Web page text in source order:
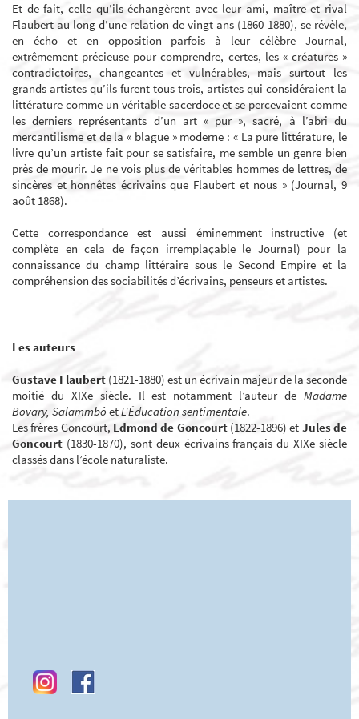
Et de fait, celle qu’ils échangèrent avec leur ami, maître et rival
Flaubert au long d’une relation de vingt ans (1860-1880), se révèle,
en écho et en opposition parfois à leur célèbre Journal,
extrêmement précieuse pour comprendre, certes, les « créatures »
contradictoires, changeantes et vulnérables, mais surtout les
grands artistes qu’ils furent tous trois, artistes qui considéraient la
littérature comme un véritable sacerdoce et se percevaient comme
les derniers représentants d’un art « pur », sacré, à l’abri du
mercantilisme et de la « blague » moderne : « La pure littérature, le
livre qu’un artiste fait pour se satisfaire, me semble un genre bien
près de mourir. Je ne vois plus de véritables hommes de lettres, de
sincères et honnêtes écrivains que Flaubert et nous » (Journal, 9
août 1868).
Cette correspondance est aussi éminemment instructive (et
complète en cela de façon irremplaçable le Journal) pour la
connaissance du champ littéraire sous le Second Empire et la
compréhension des sociabilités d’écrivains, penseurs et artistes.
Les auteurs
Gustave Flaubert (1821-1880) est un écrivain majeur de la seconde
moitié du XIXe siècle. Il est notamment l’auteur de Madame
Bovary, Salammbô etL'Éducation sentimentale.
Les frères Goncourt, Edmond de Goncourt(1822-1896) et Jules de
Goncourt (1830-1870), sont deux écrivains français du XIXe siècle
classés dans l’école naturaliste.